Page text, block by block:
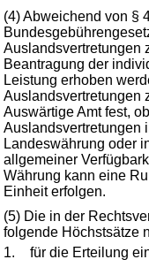
(4) Abweichend von §
Auslandsvertretungen
Beantragung der
Leistung erhoben
Auslandsvertretungen
Auswärtige Amt fest,
Auslandsvertretungen
Landeswährung oder
allgemeiner
Währung kann eine
Einheit erfolgen.
(5) Die in der
folgende Höchstsätze
1.
für die Erteilung